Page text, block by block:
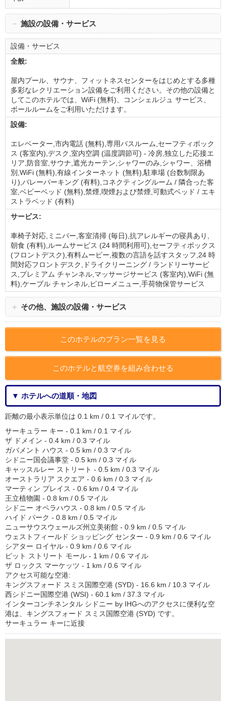
－ 施設の設備・サービス
設備・サービス
全般:
屋内プール、サウナ、フィットネスセンターをはじめとする多種
多彩なレクリエーション設備をご利用ください。その他の設備と
してこのホテルでは、WiFi (無料)、コンシェルジュ サービス、
ボールルームをご利用いただけます。
設備:
エレベーター,市内電話 (無料),専用バスルーム,セーフティボック
ス (客室内),デスク,室内空調 (温度調節可) - 冷房,独立した応接エ
リア,防音室,サウナ,遮光カーテン,シャワーのみ,シャワー、浴槽
別,WiFi (無料),有線インターネット (無料),駐車場 (台数制限あ
り),バレーパーキング (有料),コネクティングルーム / 隣合った客
室,ベビーベッド (無料),禁煙,喫煙および禁煙,可動式ベッド / エキ
ストラベッド (有料)
サービス:
車椅子対応,ミニバー,客室清掃 (毎日),抗アレルギーの寝具あり,
朝食 (有料),ルームサービス (24 時間利用可),セーフティボックス
(フロントデスク),有料ムービー,複数の言語を話すスタッフ,24 時
間対応フロントデスク,ドライクリーニング / ランドリーサービ
ス,プレミアム チャンネル,マッサージサービス (客室内),WiFi (無
料),ケーブル チャンネル,ピローメニュー,手荷物保管サービス
＋ その他、施設の設備・サービス
このホテルのプラン一覧を見る
このホテルと航空券を組み合わせる
▼ ホテルへの道順・地図
距離の最小表示単位は 0.1 km / 0.1 マイルです。
サーキュラー キー - 0.1 km / 0.1 マイル
ザ ドメイン - 0.4 km / 0.3 マイル
ガバメント ハウス - 0.5 km / 0.3 マイル
シドニー国会議事堂 - 0.5 km / 0.3 マイル
キャッスルレー ストリート - 0.5 km / 0.3 マイル
オーストラリア スクエア - 0.6 km / 0.3 マイル
マーティン プレイス - 0.6 km / 0.4 マイル
王立植物園 - 0.8 km / 0.5 マイル
シドニー オペラハウス - 0.8 km / 0.5 マイル
ハイド パーク - 0.8 km / 0.5 マイル
ニューサウスウェールズ州立美術館 - 0.9 km / 0.5 マイル
ウェストフィールド ショッピング センター - 0.9 km / 0.6 マイル
シアター ロイヤル - 0.9 km / 0.6 マイル
ピット ストリート モール - 1 km / 0.6 マイル
ザ ロックス マーケッツ - 1 km / 0.6 マイル
アクセス可能な空港:
キングスフォード スミス国際空港 (SYD) - 16.6 km / 10.3 マイル
西シドニー国際空港 (WSI) - 60.1 km / 37.3 マイル
インターコンチネンタル シドニー by IHGへのアクセスに便利な空
港は、キングスフォード スミス国際空港 (SYD) です。
サーキュラー キーに近接